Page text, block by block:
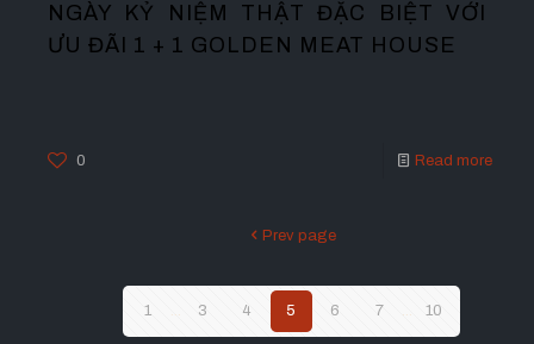
NGÀY KỶ NIỆM THẬT ĐẶC BIỆT VỚI
ƯU ĐÃI 1 + 1 GOLDEN MEAT HOUSE
0 Read more
Prev page
1 ... 3 4 5 6 7 ... 10